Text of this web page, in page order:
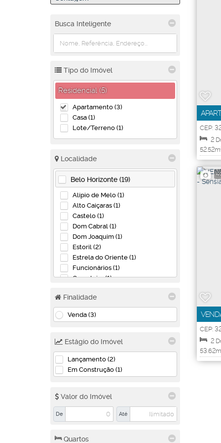
Busca Inteligente
Tipo do Imóvel
Residencial (5)
Apartamento (3)
Casa (1)
Lote/Terreno (1)
Localidade
Belo Horizonte (19)
Alípio de Melo (1)
Alto Caiçaras (1)
Castelo (1)
Dom Cabral (1)
Dom Joaquim (1)
Estoril (2)
Estrela do Oriente (1)
Funcionários (1)
Gameleira (1)
Ipiranga (1)
Pampulha (1)
Santa Branca (3)
São Gabriel (1)
São Luiz (1)
Betim (7)
Monte Verde (3)
Parque das Cachoeiras (2)
Contagem (3)
Cabral (1)
Finalidade
Venda (3)
Estágio do Imóvel
Lançamento (2)
Em Construção (1)
Valor do Imóvel
De Até
Quartos
TRÊS
CEP:
2
52.52
Útil:
CEP:
Minas
2
53.62
Útil: